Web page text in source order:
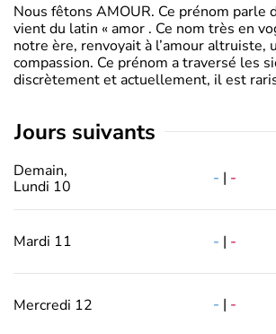
Nous fêtons AMOUR. Ce prénom parle
vient du latin « amor . Ce nom très en
notre ère, renvoyait à l’amour altruiste,
compassion. Ce prénom a traversé les
discrètement et actuellement, il est
jours suivants
Demain,
Lundi 10
- | -
Mardi 11 - | -
Mercredi 12 - | -